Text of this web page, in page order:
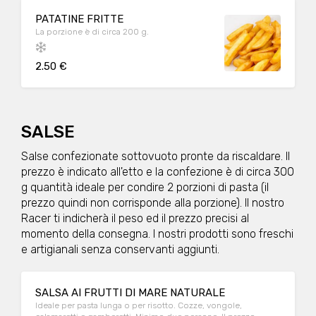
PATATINE FRITTE
La porzione è di circa 200 g.
2.50 €
SALSE
Salse confezionate sottovuoto pronte da riscaldare. Il
prezzo è indicato all'etto e la confezione è di circa 300
g quantità ideale per condire 2 porzioni di pasta (il
prezzo quindi non corrisponde alla porzione). Il nostro
Racer ti indicherà il peso ed il prezzo precisi al
momento della consegna. I nostri prodotti sono freschi
e artigianali senza conservanti aggiunti.
SALSA AI FRUTTI DI MARE NATURALE
Ideale per pasta lunga o per risotto. Cozze, vongole,